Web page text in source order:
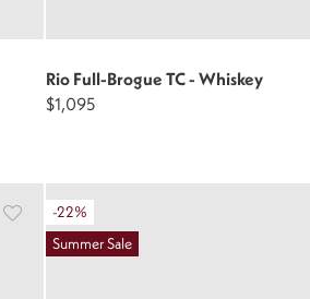
Rio Full-Brogue TC - Whiskey
$1,095
-22%
Summer Sale